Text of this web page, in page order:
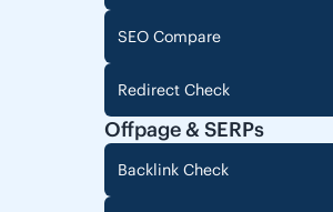
SEO Compare
Redirect Check
Offpage & SERPs
Backlink Check